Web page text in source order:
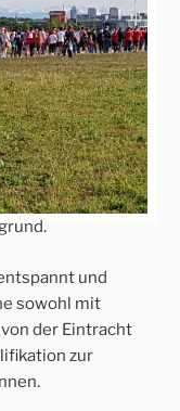
und
sowohl mit
der Eintracht
zur